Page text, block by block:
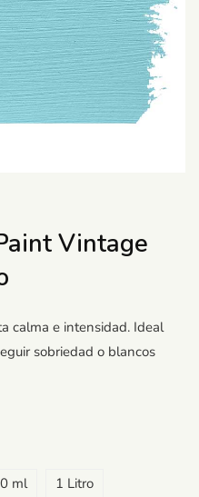
Vintage
calma e intensidad. Ideal
sobriedad o blancos
ml 1 Litro